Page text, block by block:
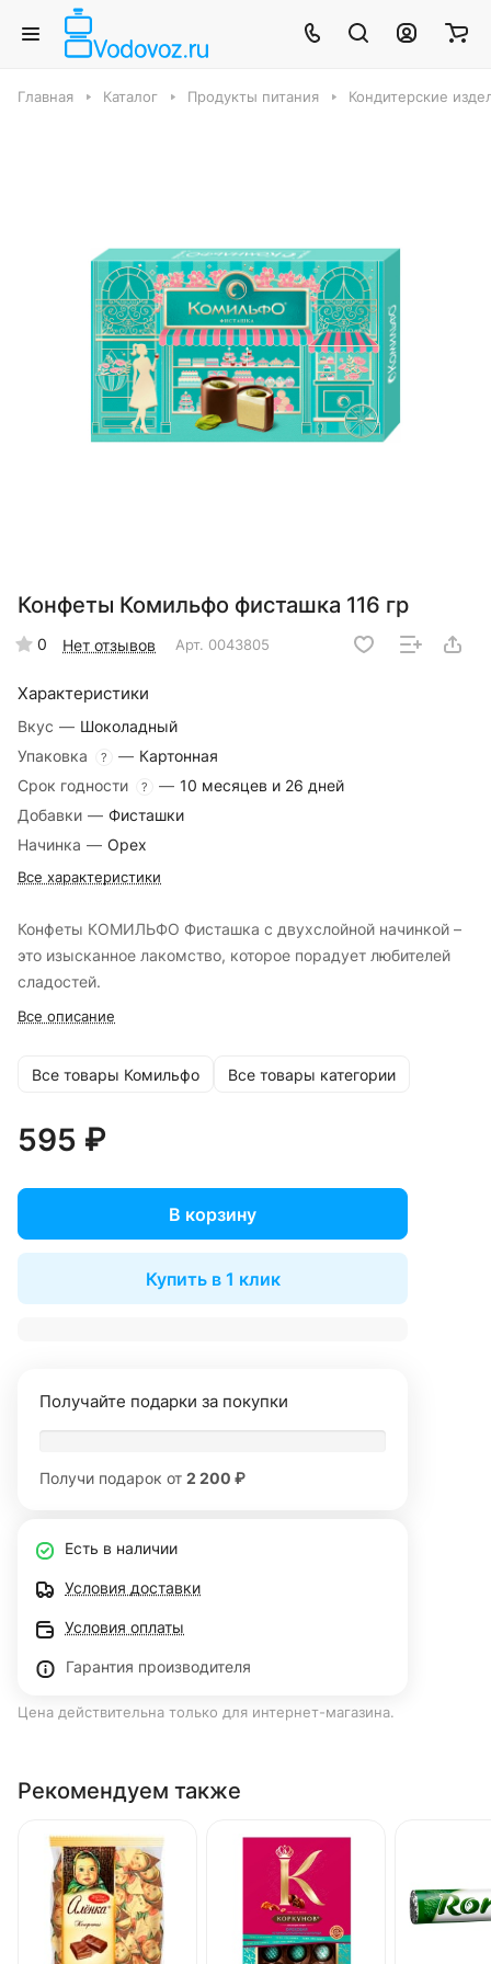
Главная Каталог Продукты питания Кондитерские
Конфеты Комильфо фисташка 116 гр
0 Нет отзывов Арт. 0043805
Характеристики
Вкус — Шоколадный
Упаковка
? — Картонная
Срок годности
? — 10 месяцев и 26 дней
Добавки — Фисташки
Начинка — Орех
Все характеристики
Конфеты КОМИЛЬФО Фисташка с двухслойной начинкой –
это изысканное лакомство, которое порадует любителей
сладостей.
Все описание
Все товары Комильфо Все товары категории
595 ₽
В корзину
Купить в 1 клик
Получайте подарки за покупки
Получи подарок от 2 200 ₽
Есть в наличии
Условия доставки
Условия оплаты
Гарантия производителя
Цена действительна только для интернет-магазина.
Рекомендуем также